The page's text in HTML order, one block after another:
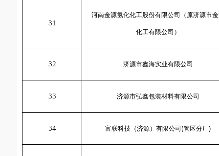
31
河南金源氢化化工股份有限公司（原济源市
化工有限公司）
32 济源市鑫海实业有限公司
33 济源市弘鑫包装材料有限公司
34 富联科技（济源）有限公司 (管区分厂)